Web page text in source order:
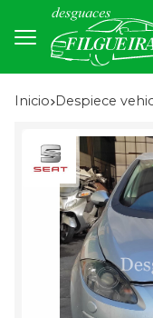
Inicio despiece